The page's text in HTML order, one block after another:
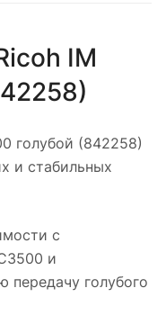
IM
голубой (842258)
и стабильных
с
и
передачу голубого